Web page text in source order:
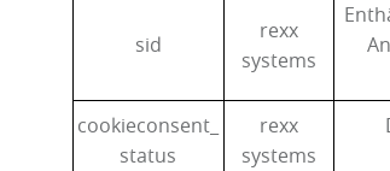
sid
rexx
systems
cookieconsent_
status
rexx
systems